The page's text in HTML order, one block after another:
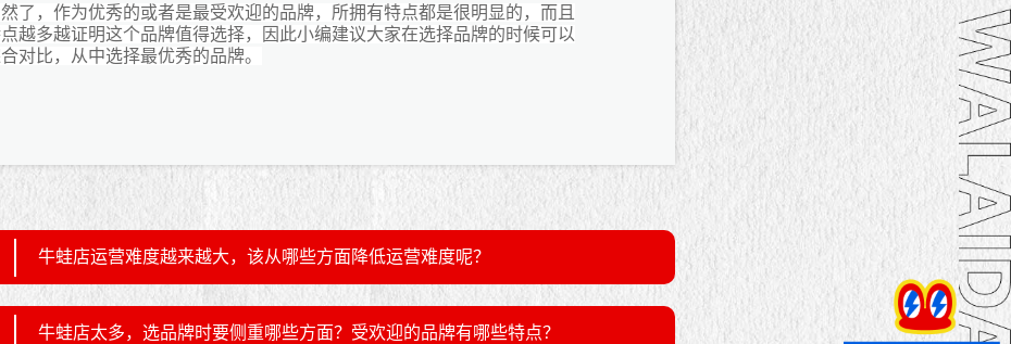
然了，作为优秀的或者是最受欢迎的品牌，所拥有特点都是很明显的，而且
越多越证明这个品牌值得选择，因此小编建议大家在选择品牌的时候可以
对比，从中选择最优秀的品牌。
牛蛙店运营难度越来越大，该从哪些方面降低运营难度呢？
牛蛙店太多，选品牌时要侧重哪些方面？受欢迎的品牌有哪些特点？